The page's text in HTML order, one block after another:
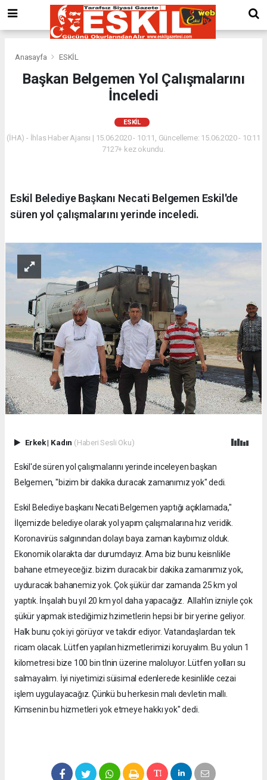
Anasayfa ESKİL
Başkan Belgemen Yol Çalışmalarını
İnceledi
ESKİL
(İHA) - İhlas Haber Ajansı | 15.06.2020 - 10:11, Güncelleme: 15.06.2020 - 10:11
7127+ kez okundu.
Eskil Belediye Başkanı Necati Belgemen Eskil'de
süren yol çalışmalarını yerinde inceledi.
Erkek| Kadın (Haberi Sesli Oku)
Eskil'de süren yol çalışmalarını yerinde inceleyen başkan
Belgemen, "bizim bir dakika duracak zamanımız yok" dedi.
Eskil Belediye başkanı Necati Belgemen yaptığı açıklamada,"
İlçemizde belediye olarak yol yapım çalışmalarına hız veridik.
Koronavirüs salgınından dolayı baya zaman kaybımız olduk.
Ekonomik olarakta dar durumdayız. Ama biz bunu keisnlikle
bahane etmeyeceğiz. bizim duracak bir dakika zamanımız yok,
uyduracak bahanemiz yok. Çok şükür dar zamanda 25 km yol
yaptık. İnşalah bu yıl 20 km yol daha yapacağız. Allah'ın izniyle çok
şükür yapmak istediğimiz hzimetlerin hepsi bir bir yerine geliyor.
Halk bunu çok iyi görüyor ve takdir ediyor. Vatandaşlardan tek
ricam olacak. Lütfen yapılan hizmetlerimizi koruyalım. Bu yolun 1
kilometresi bize 100 bin tlnin üzerine maloluyor. Lütfen yolları su
salmayalım. İyi niyetimizi süisimal edenlerede kesinlikle cezai
işlem uygulayacağız. Çünkü bu herkesin malı devletin mallı.
Kimsenin bu hizmetleri yok etmeye hakkı yok" dedi.